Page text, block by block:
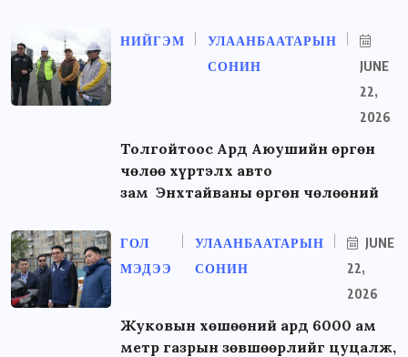
НИЙГЭМ
УЛААНБААТАРЫН
СОНИН
JUNE
22,
2026
Толгойтоос Ард Аюушийн өргөн
чөлөө хүртэлх авто
зам Энхтайваны өргөн чөлөөний
ГОЛ
МЭДЭЭ
УЛААНБААТАРЫН
СОНИН
JUNE
22,
2026
Жуковын хөшөөний ард 6000 ам
метр газрын зөвшөөрлийг цуцалж,